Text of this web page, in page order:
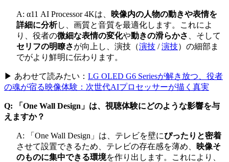
A: α11 AI Processor 4Kは、
映像内の人物の動きや表情を
詳細に分析し、画質と音質を最適化します。これによ
り、役者の微細な表情の変化や動きの滑らかさ
、そして
セリフの明瞭さが向上し、 演技（演技 /演技） の細部ま
でがより鮮明に伝わります。
▶ あわせて読みたい： LG OLED G6 Seriesが解き放つ、役者
の魂が宿る映像体験：次世代AIプロセッサーが描く真実
Q: 「One Wall Design」は、視聴体験にどのような影響を与
えますか？
A: 「One Wall Design」は、テレビを壁にぴったりと密着
させて設置できるため、テレビの存在感を薄め、
映像そ
のものに集中できる環境を作り出します。これにより、